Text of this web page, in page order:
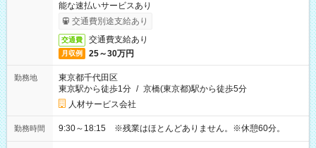
能な速払いサービスあり
交通費別途支給あり
交通費 交通費支給あり
月収例 25～30万円
勤務地
東京都千代田区
東京駅から徒歩1分 / 京橋(東京都)駅から徒歩5分
人材サービス会社
勤務時間 9:30～18:15 ※残業はほとんどありません。※休憩60分。